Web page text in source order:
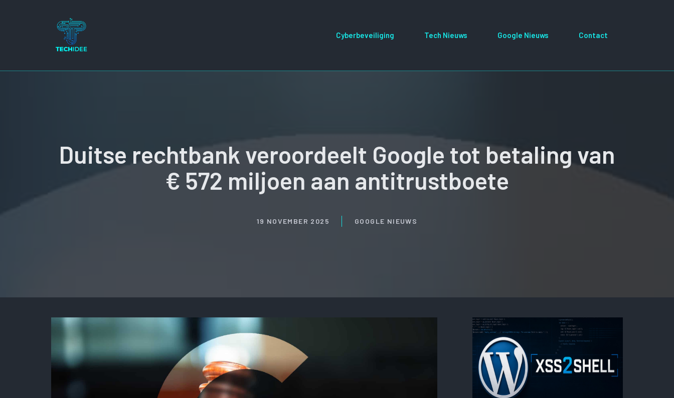
Cyberbeveiliging Tech Nieuws Google Nieuws Contact
Duitse rechtbank veroordeelt Google tot betaling van
€ 572 miljoen aan antitrustboete
19 NOVEMBER 2025 GOOGLE NIEUWS